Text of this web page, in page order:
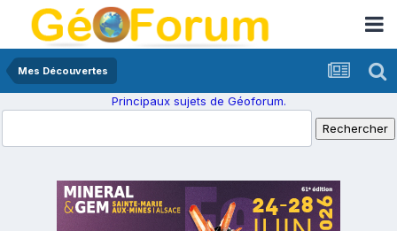
Mes Découvertes
Principaux sujets de Géoforum.